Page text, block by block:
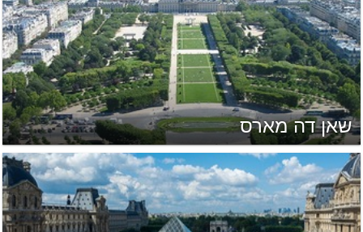
שאן דה מארס